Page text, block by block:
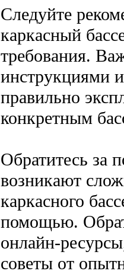
Следуйте
каркасный
требования.
инструкциями
правильно
конкретным
Обратитесь за
возникают
каркасного
помощью.
онлайн-
советы от